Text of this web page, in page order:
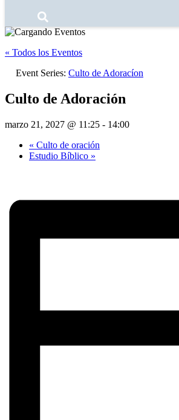
« Todos los Eventos
Event Series: Culto de Adoracíon
Culto de Adoración
marzo 21, 2027 @ 11:25 - 14:00
« Culto de oración
Estudio Bíblico »